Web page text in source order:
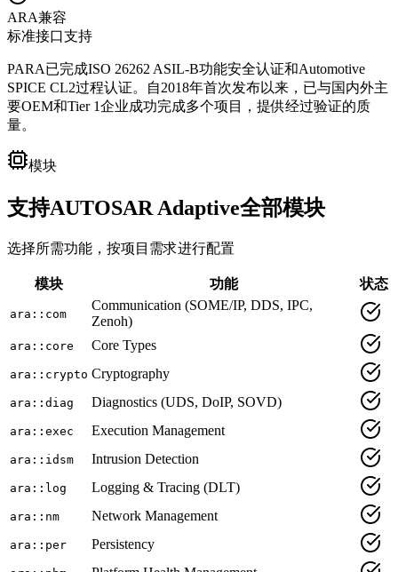
ARA兼容
标准接口支持
PARA已完成ISO 26262 ASIL-B功能安全认证和Automotive
SPICE CL2过程认证。自2018年首次发布以来，已与国内外主
要OEM和Tier 1企业成功完成多个项目，提供经过验证的质
量。
模块
支持AUTOSAR Adaptive全部模块
选择所需功能，按项目需求进行配置
模块 功能 状态
ara::com
Communication (SOME/IP, DDS, IPC,
Zenoh)
ara::core Core Types
ara::crypto Cryptography
ara::diag Diagnostics (UDS, DoIP, SOVD)
ara::exec Execution Management
ara::idsm Intrusion Detection
ara::log Logging & Tracing (DLT)
ara::nm Network Management
ara::per Persistency